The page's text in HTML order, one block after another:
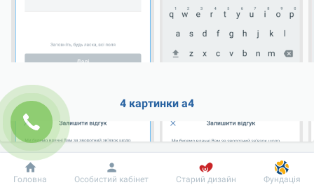
4 картинки а4
Добробут Інформація Пацієнту
Головна Особистий кабінет Старий дизайн Фундація